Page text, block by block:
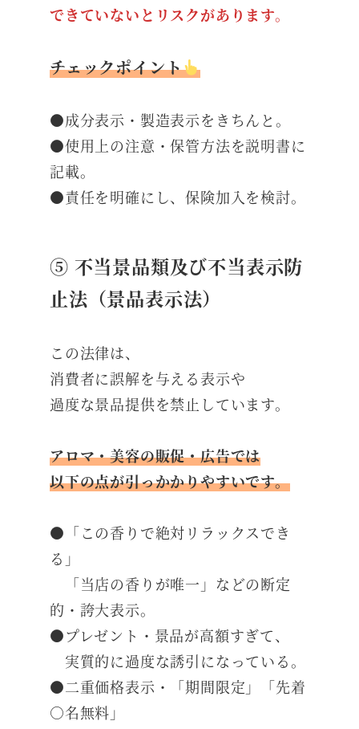
できていないとリスクがあります。
チェックポイント
●成分表示・製造表示をきちんと。
●使用上の注意・保管方法を説明書に
記載。
●責任を明確にし、保険加入を検討。
⑤ 不当景品類及び不当表示防
止法（景品表示法）
この法律は、
消費者に誤解を与える表示や
過度な景品提供を禁止しています。
アロマ・美容の販促・広告では
以下の点が引っかかりやすいです。
●「この香りで絶対リラックスでき
る」
「当店の香りが唯一」などの断定
的・誇大表示。
●プレゼント・景品が高額すぎて、
実質的に過度な誘引になっている。
●二重価格表示・「期間限定」「先着
○名無料」